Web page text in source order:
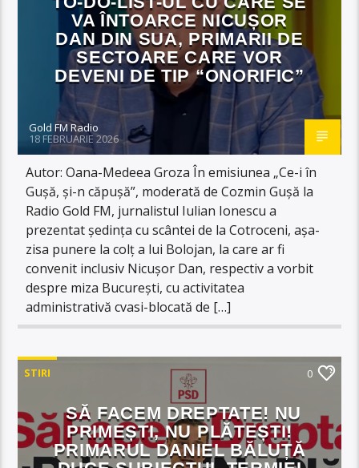
VA ÎNTOARCE NICUȘOR
DAN DIN SUA, PRIMARII DE
SECTOARE CARE VOR
DEVENI DE TIP “ONORIFIC”
Gold FM Radio
18 FEBRUARIE 2026
Autor: Oana-Medeea Groza În emisiunea „Ce-i în
Gușă, și-n căpușă”, moderată de Cozmin Gușă la
Radio Gold FM, jurnalistul Iulian Ionescu a
prezentat ședința cu scântei de la Cotroceni, așa-
zisa punere la colț a lui Bolojan, la care ar fi
convenit inclusiv Nicușor Dan, respectiv a vorbit
despre miza București, cu activitatea
administrativă cvasi-blocată de […]
STIRI 0
SĂ FACEM DREPTATE! NU
PRIMEȘTI, NU PLĂTEȘTI!
PRIMARUL DANIEL BĂLUȚĂ